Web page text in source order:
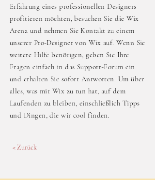
Erfahrung eines professionellen Designers
profitieren möchten, besuchen Sie die Wix
Arena und nehmen Sie Kontakt zu einem
unserer Pro-Designer von Wix auf. Wenn Sie
weitere Hilfe benötigen, geben Sie Ihre
Fragen einfach in das Support-Forum ein
und erhalten Sie sofort Antworten. Um über
alles, was mit Wix zu tun hat, auf dem
Laufenden zu bleiben, einschließlich Tipps
und Dingen, die wir cool finden.
< Zurück